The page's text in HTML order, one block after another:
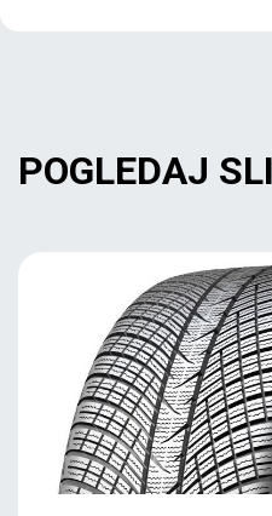
POGLEDAJ